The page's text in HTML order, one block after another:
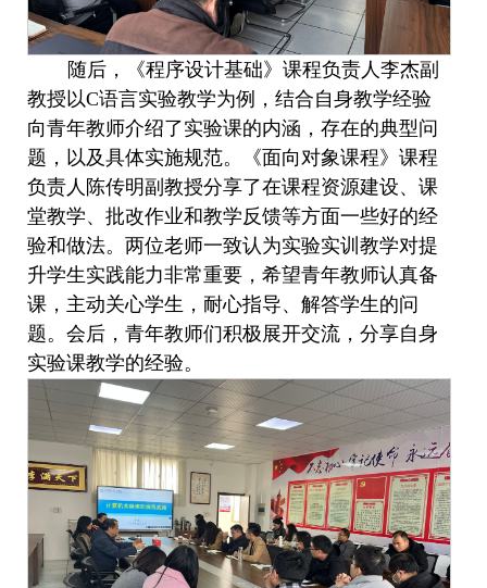
随后，《程序设计基础》课程负责人李杰副
教授以C语言实验教学为例，结合自身教学经验
向青年教师介绍了实验课的内涵，存在的典型问
题，以及具体实施规范。《面向对象课程》课程
负责人陈传明副教授分享了在课程资源建设、课
堂教学、批改作业和教学反馈等方面一些好的经
验和做法。两位老师一致认为实验实训教学对提
升学生实践能力非常重要，希望青年教师认真备
课，主动关心学生，耐心指导、解答学生的问
题。会后，青年教师们积极展开交流，分享自身
实验课教学的经验。